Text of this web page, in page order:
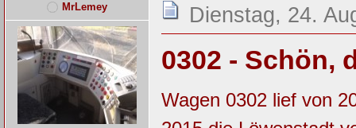
MrLemey Dienstag, 24.
0302 - Schön,
Wagen 0302 lief von